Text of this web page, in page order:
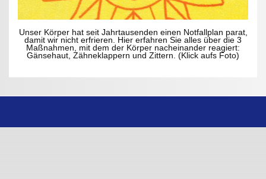
Unser Körper hat seit Jahrtausenden einen Notfallplan parat,
damit wir nicht erfrieren. Hier erfahren Sie alles über die 3
Maßnahmen, mit dem der Körper nacheinander reagiert:
Gänsehaut, Zähneklappern und Zittern. (Klick aufs Foto)